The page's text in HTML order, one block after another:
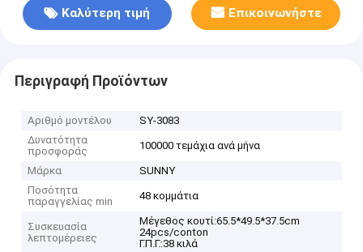
Καλύτερη τιμή Επικοινωνήστε
Περιγραφή Προϊόντων
Αριθμό μοντέλου
SY-3083
Δυνατότητα
προσφοράς
100000 τεμάχια ανά μήνα
Μάρκα
SUNNY
Ποσότητα
παραγγελίας min
48 κομμάτια
Συσκευασία
λεπτομέρειες
Μέγεθος κουτί:65.5*49.5*37.5cm
24pcs/conton
Γ.Π.Γ.:38 κιλά